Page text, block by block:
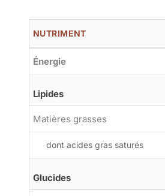
NUTRIMENT
Énergie
Lipides
Matières grasses
dont acides gras saturés
Glucides